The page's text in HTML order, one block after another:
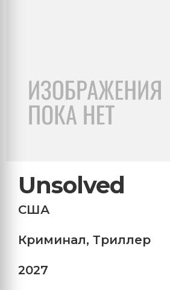
Unsolved
США
Криминал, Триллер
2027